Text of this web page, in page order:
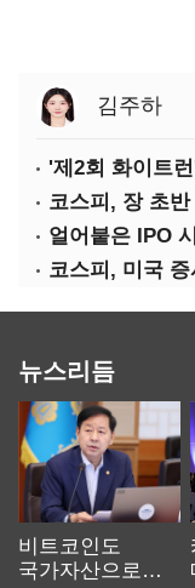
김주하
'제2회 화이트
코스피, 장 초
코스피, 미국
뉴스리듬
비트코인도
국가자산으로…'